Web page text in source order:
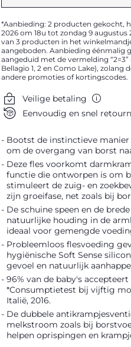
*Aanbieding: 2 producten gekocht,
2026 om 18u tot zondag 9 augustus
van 3 producten in het
aangeboden. Aanbieding éénmalig
aangeduid met de vermelding
Bellagio 1, 2 en Como Lake),
andere promoties of kortingscodes.
Veilige betaling
Eenvoudig en snel
Bootst de instinctieve manier
om de overgang van borst
Deze fles voorkomt
functie die ontworpen is om
stimuleert de zuig- en
zijn groeifase, net zoals bij
De schuine speen en de
natuurlijke houding in de
ideaal voor gemengde
Probleemloos flesvoeding
hygiënische Soft Sense
gevoel en natuurlijk
96% van de baby's
*Consumptietest bij vijftig
Italië, 2016.
De dubbele
melkstroom zoals bij
helpen oprispingen en